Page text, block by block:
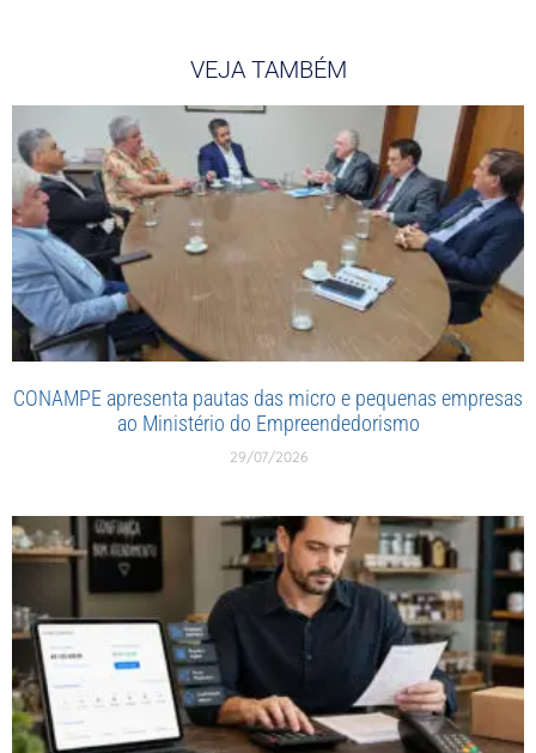
VEJA TAMBÉM
CONAMPE apresenta pautas das micro e pequenas empresas
ao Ministério do Empreendedorismo
29/07/2026